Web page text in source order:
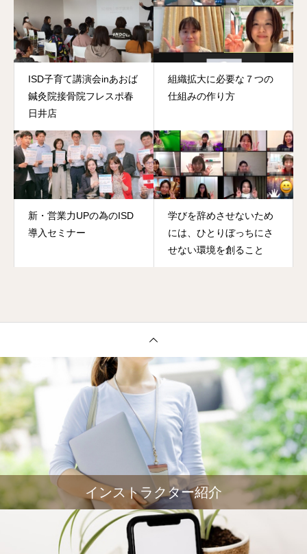
ISD子育て講演会inあおば
鍼灸院接骨院フレスポ春
日井店
組織拡大に必要な７つの
仕組みの作り方
新・営業力UPの為のISD
導入セミナー
学びを辞めさせないため
には、ひとりぼっちにさ
せない環境を創ること
インストラクター紹介